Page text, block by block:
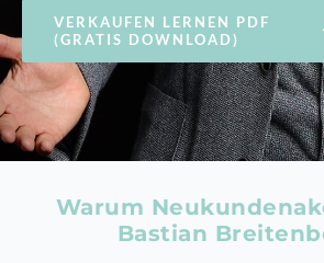
VERKAUFEN LERNEN PDF
(GRATIS DOWNLOAD)
Warum
Bastian